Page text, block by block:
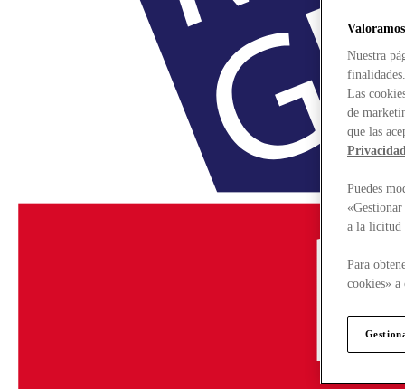
Nuestra
Las
de
que las
Puedes
a la licitud
Para
cookies» a